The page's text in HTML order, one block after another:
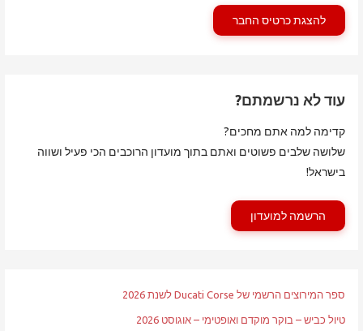
להצגת כרטיס החבר
עוד לא נרשמתם?
קדימה למה אתם מחכים?
שלושה שלבים פשוטים ואתם בתוך מועדון הרוכבים הכי פעיל ושווה
בישראל!
הרשמה למועדון
ספר המירוצים הרשמי של Ducati Corse לשנת 2026
טיול כביש – בוקר מוקדם ואופטימי – אוגוסט 2026